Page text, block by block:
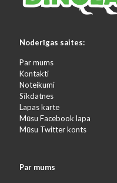
Noderīgas saites:
Par mums
Kontakti
Noteikumi
Sīkdatnes
Lapas karte
Mūsu Facebook lapa
Mūsu Twitter konts
Par mums